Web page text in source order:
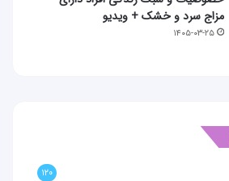
مزاج سرد و خشک + ویدیو
۱۴۰۵-۰۳-۲۵
۱۲۰